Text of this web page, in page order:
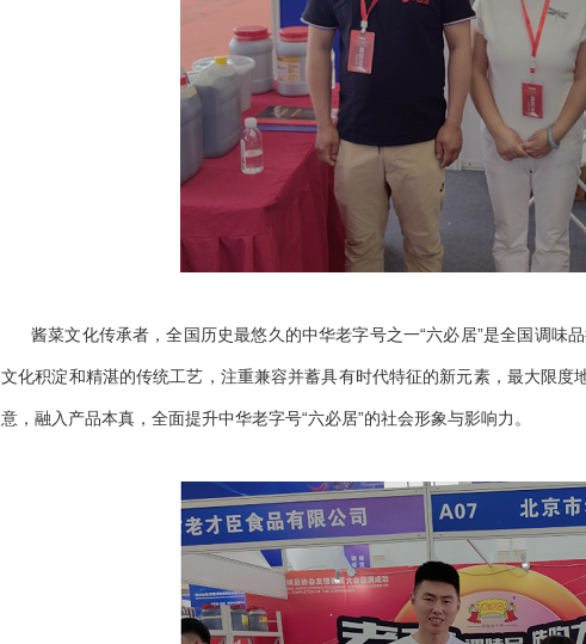
酱菜文化传承者，全国历史最悠久的中华老字号之一“六必居”是全国调味
文化积淀和精湛的传统工艺，注重兼容并蓄具有时代特征的新元素，最大限度
意，融入产品本真，全面提升中华老字号“六必居”的社会形象与影响力。